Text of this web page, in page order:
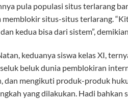
pula populasi situs terlarang
memblokir situs-situs terlarang.
kedua bisa dari sistem”,
keduanya siswa kelas XI,
beluk dunia pemblokiran
dan mengikuti produk-produk
yang dilakukan. Hadi